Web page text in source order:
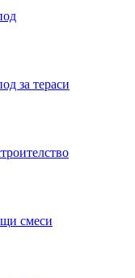
за тераси
смеси